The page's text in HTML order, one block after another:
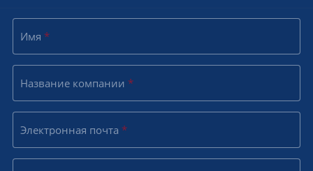
Имя *
Название компании *
Электронная почта *